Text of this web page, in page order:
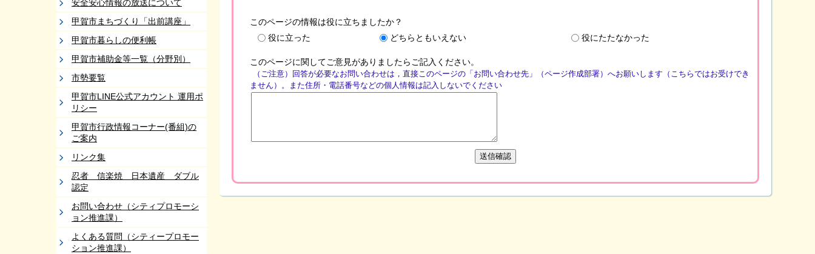
安全安心情報の放送について
甲賀市まちづくり「出前講座」
甲賀市暮らしの便利帳
甲賀市補助金等一覧（分野別）
市勢要覧
甲賀市LINE公式アカウント 運用ポ
リシー
甲賀市行政情報コーナー(番組)の
ご案内
リンク集
忍者 信楽焼 日本遺産 ダブル
認定
お問い合わせ（シティプロモーシ
ョン推進課）
よくある質問（シティープロモー
ション推進課）
このページの情報は役に立ちましたか？
役に立った
どちらともいえない 役にたたなかった
このページに関してご意見がありましたらご記入ください。
（ご注意）回答が必要なお問い合わせは，直接このページの「お問い合わせ先」（ページ作成部署）へお願いします（こちらではお受けでき
ません）。また住所・電話番号などの個人情報は記入しないでください